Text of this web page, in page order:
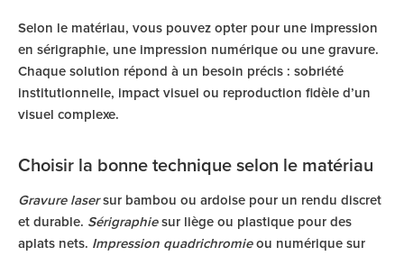
Selon le matériau, vous pouvez opter pour une impression
en sérigraphie, une impression numérique ou une gravure.
Chaque solution répond à un besoin précis : sobriété
institutionnelle, impact visuel ou reproduction fidèle d’un
visuel complexe.
Choisir la bonne technique selon le matériau
Gravure lasersur bambou ou ardoise pour un rendu discret
et durable. Sérigraphiesur liège ou plastique pour des
aplats nets. Impression quadrichromieou numérique sur